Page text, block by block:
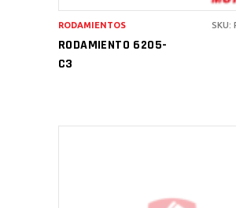
RODAMIENTO 6205-
C3
RODAMIENTOS SKU: